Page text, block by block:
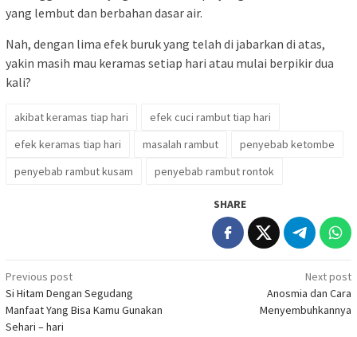
yang lembut dan berbahan dasar air.
Nah, dengan lima efek buruk yang telah di jabarkan di atas,
yakin masih mau keramas setiap hari atau mulai berpikir dua
kali?
akibat keramas tiap hari
efek cuci rambut tiap hari
efek keramas tiap hari
masalah rambut
penyebab ketombe
penyebab rambut kusam
penyebab rambut rontok
SHARE
Post
navigation
Previous post
Si Hitam Dengan Segudang
Manfaat Yang Bisa Kamu Gunakan
Sehari – hari
Next post
Anosmia dan Cara
Menyembuhkannya